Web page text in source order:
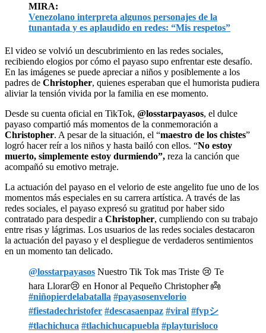
MIRA:
Venezolano interpreta algunos personajes de la
tunantada y es aplaudido en redes: “Mis respetos”
El video se volvió un descubrimiento en las redes sociales,
recibiendo elogios por cómo el payaso supo enfrentar este desafío.
En las imágenes se puede apreciar a niños y posiblemente a los
padres de Christopher, quienes esperaban que el humorista pudiera
aliviar la tensión vivida por la familia en ese momento.
Desde su cuenta oficial en TikTok, @losstarpayasos, el dulce
payaso compartió más momentos de la conmemoración a
Christopher. A pesar de la situación, el “maestro de los chistes”
logró hacer reír a los niños y hasta bailó con ellos. “No estoy
muerto, simplemente estoy durmiendo”, reza la canción que
acompañó su emotivo metraje.
La actuación del payaso en el velorio de este angelito fue uno de los
momentos más especiales en su carrera artística. A través de las
redes sociales, el payaso expresó su gratitud por haber sido
contratado para despedir a Christopher, cumpliendo con su trabajo
entre risas y lágrimas. Los usuarios de las redes sociales destacaron
la actuación del payaso y el despliegue de verdaderos sentimientos
en un momento tan delicado.
@losstarpayasos Nuestro Tik Tok mas Triste 😢 Te
hara Llorar😢 en Honor al Pequeño Christopher 👼
#niñopierdelabatalla #payasosenvelorio
#fiestadechristofer #descasaenpaz #viral #fypシ
#tlachichuca #tlachichucapuebla #playturisloco